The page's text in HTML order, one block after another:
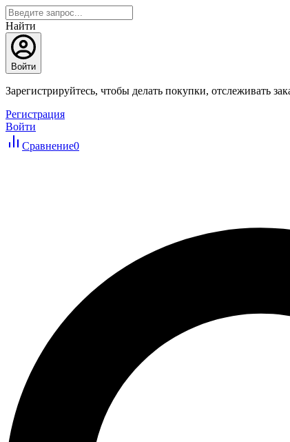
Найти
Войти
Зарегистрируйтесь, чтобы делать покупки, отслеживать
Регистрация
Войти
Сравнение0